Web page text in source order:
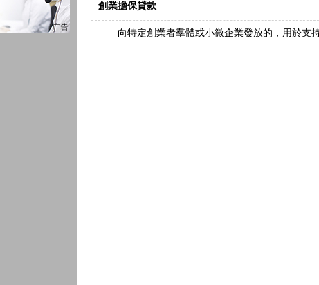
創業擔保貸款
向特定創業者羣體或小微企業發放的，用於支持